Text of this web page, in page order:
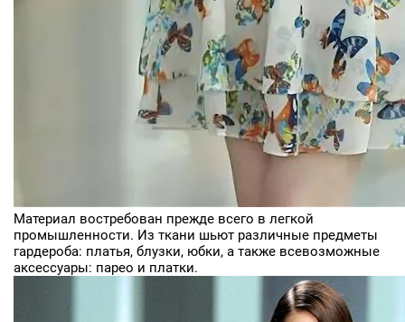
Материал востребован прежде всего в легкой
промышленности. Из ткани шьют различные предметы
гардероба: платья, блузки, юбки, а также всевозможные
аксессуары: парео и платки.